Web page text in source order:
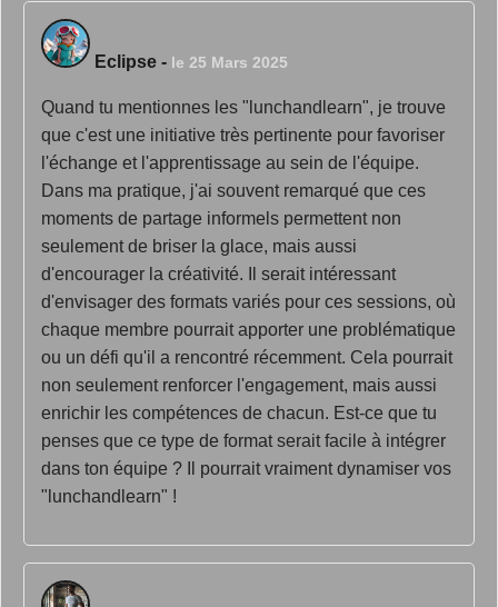
Eclipse - le 25 Mars 2025
Quand tu mentionnes les "lunchandlearn", je trouve
que c'est une initiative très pertinente pour favoriser
l'échange et l'apprentissage au sein de l'équipe.
Dans ma pratique, j'ai souvent remarqué que ces
moments de partage informels permettent non
seulement de briser la glace, mais aussi
d'encourager la créativité. Il serait intéressant
d'envisager des formats variés pour ces sessions, où
chaque membre pourrait apporter une problématique
ou un défi qu'il a rencontré récemment. Cela pourrait
non seulement renforcer l'engagement, mais aussi
enrichir les compétences de chacun. Est-ce que tu
penses que ce type de format serait facile à intégrer
dans ton équipe ? Il pourrait vraiment dynamiser vos
"lunchandlearn" !